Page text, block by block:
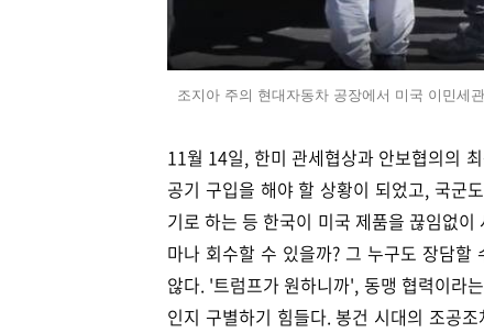
조지아 주의 현대자동차 공장에서 미국 이민세
11월 14일, 한미 관세협상과 안보협의의
공기 구입을 해야 할 상황이 되었고, 국군
기로 하는 등 한국이 미국 제품을 끊임없
마나 회수할 수 있을까? 그 누구도 장담할
않다. '트럼프가 원하니까', 동맹 협력이라
인지 구별하기 힘들다. 봉건 시대의 조공